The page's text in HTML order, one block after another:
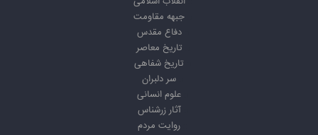
جبهه مقاومت
دفاع مقدس
تاریخ معاصر
تاریخ شفاهی
سر دلبران
علوم انسانی
آثار زرشناس
روایت مردم